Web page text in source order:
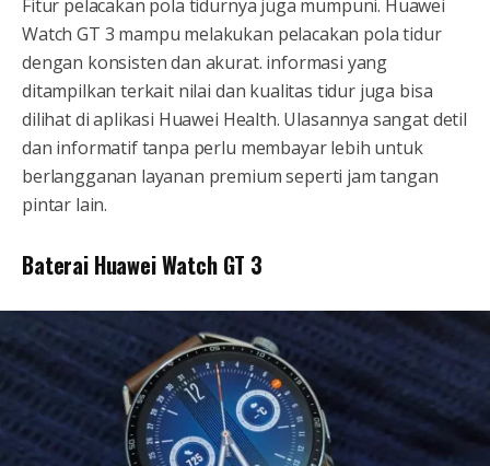
Fitur pelacakan pola tidurnya juga mumpuni. Huawei
Watch GT 3 mampu melakukan pelacakan pola tidur
dengan konsisten dan akurat. informasi yang
ditampilkan terkait nilai dan kualitas tidur juga bisa
dilihat di aplikasi Huawei Health. Ulasannya sangat detil
dan informatif tanpa perlu membayar lebih untuk
berlangganan layanan premium seperti jam tangan
pintar lain.
Baterai Huawei Watch GT 3